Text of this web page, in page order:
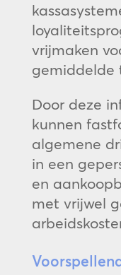
vrijmaken
gemiddelde
Door deze
kunnen
algemene
in een
en
met vrijwel